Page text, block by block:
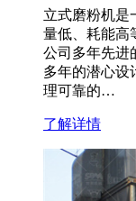
立式磨粉机是
量低、耗能高
公司多年先进
多年的潜心设
理可靠的…
了解详情